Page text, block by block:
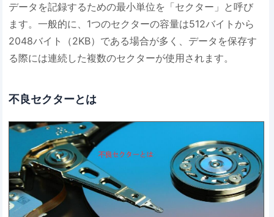
データを記録するための最小単位を「セクター」と呼び
ます。一般的に、1つのセクターの容量は512バイトから
2048バイト（2KB）である場合が多く、データを保存す
る際には連続した複数のセクターが使用されます。
不良セクターとは